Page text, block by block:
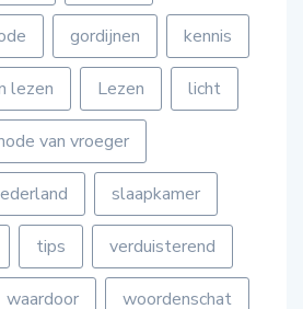
gordijnen kennis
lezen Lezen licht
van vroeger
slaapkamer
tips verduisterend
waardoor woordenschat